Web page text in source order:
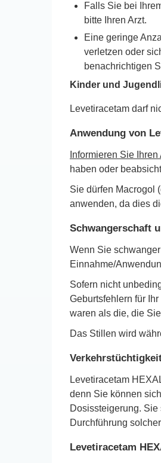
Falls Sie bei
bitte Ihren Arzt.
Eine geringe
verletzen oder
benachrichtigen
Kinder und
Levetiracetam darf
Anwendung von
Informieren Sie
haben oder
Sie dürfen Macrogol
anwenden, da dies
Schwangerschaft
Wenn Sie
Einnahme/
Sofern nicht
Geburtsfehlern für
waren als die, die
Das Stillen wird
Levetiracetam
denn Sie können
Dosissteigerung.
Durchführung
Levetiracetam